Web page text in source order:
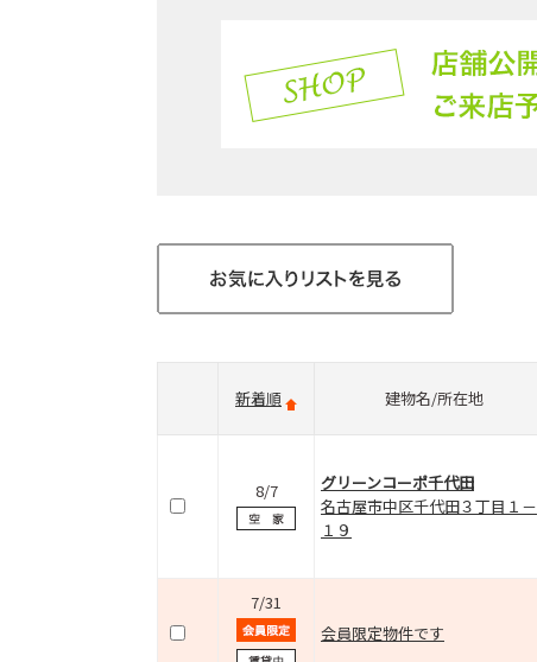
新着順 建物名/所在地
8/7
グリーンコーポ千代田
名古屋市中区千代田３丁目１－
１９
7/31
会員限定物件です